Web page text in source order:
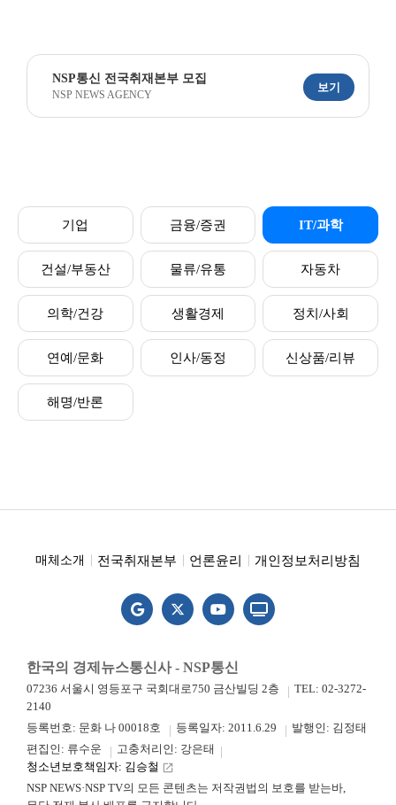
NSP통신 전국취재본부 모집
NSP NEWS AGENCY
보기
기업 금융/증권 IT/과학
건설/부동산 물류/유통 자동차
의학/건강 생활경제 정치/사회
연예/문화 인사/동정 신상품/리뷰
해명/반론
매체소개 전국취재본부 언론윤리 개인정보처리방침
한국의 경제뉴스통신사 - NSP통신
07236 서울시 영등포구 국회대로750 금산빌딩 2층
TEL: 02-3272-
2140
등록번호: 문화 나 00018호
등록일자: 2011.6.29
발행인: 김정태
편집인: 류수운
고충처리인: 강은태
청소년보호책임자: 김승철 launch
NSP NEWS·NSP TV의 모든 콘텐츠는 저작권법의 보호를 받는바,